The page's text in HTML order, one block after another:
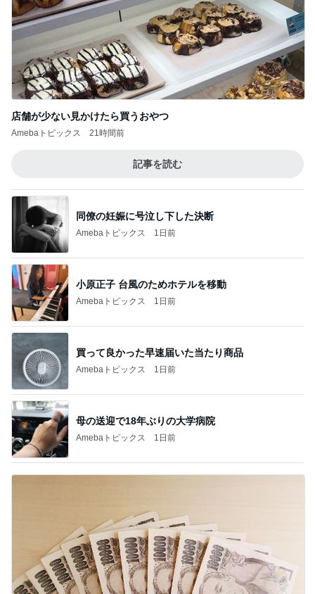
店舗が少ない見かけたら買うおやつ
Amebaトピックス 21時間前
記事を読む
同僚の妊娠に号泣し下した決断
Amebaトピックス 1日前
小原正子 台風のためホテルを移動
Amebaトピックス 1日前
買って良かった早速届いた当たり商品
Amebaトピックス 1日前
母の送迎で18年ぶりの大学病院
Amebaトピックス 1日前